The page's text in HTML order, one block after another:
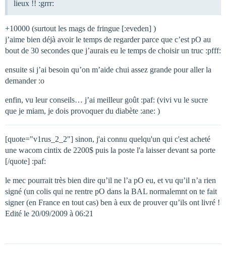
lieux !! :grrr:
+10000 (surtout les mags de fringue [:eveden] )
j’aime bien déjà avoir le temps de regarder parce que c’est pO au
bout de 30 secondes que j’aurais eu le temps de choisir un truc :pfff:
ensuite si j’ai besoin qu’on m’aide chui assez grande pour aller la
demander :o
enfin, vu leur conseils… j’ai meilleur goût :paf: (vivi vu le sucre
que je miam, je dois provoquer du diabète :ane: )
[quote="v1rus_2_2"] sinon, j'ai connu quelqu'un qui c'est acheté
une wacom cintix de 2200$ puis la poste l'a laisser devant sa porte
[/quote] :paf:
le mec pourrait très bien dire qu’il ne l’a pO eu, et vu qu’il n’a rien
signé (un colis qui ne rentre pO dans la BAL normalemnt on te fait
signer (en France en tout cas) ben à eux de prouver qu’ils ont livré !
Edité le 20/09/2009 à 06:21